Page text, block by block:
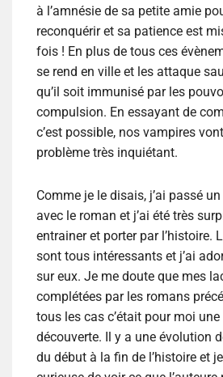
à l’amnésie de sa petite amie
reconquérir et sa patience est
fois ! En plus de tous ces
se rend en ville et les attaque
qu’il soit immunisé par les
compulsion. En essayant de
c’est possible, nos vampires
problème très inquiétant.
Comme je le disais, j’ai passé
avec le roman et j’ai été très
entrainer et porter par l’histoire.
sont tous intéressants et j’ai
sur eux. Je me doute que mes
complétées par les romans
tous les cas c’était pour moi
découverte. Il y a une évolution
du début à la fin de l’histoire et